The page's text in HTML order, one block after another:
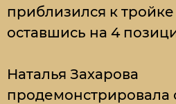
приблизился к
оставшись на 4
Наталья Захарова
продемонстрировала